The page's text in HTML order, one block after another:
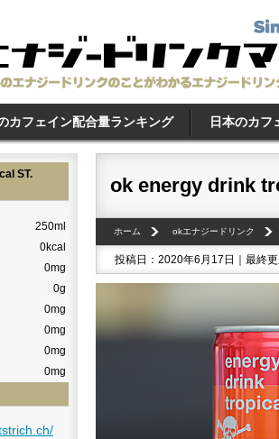
カフェイン配合量ランキング 日本のカフ
ok energy drink
ホーム okエナジードリンク
投稿日：2020年6月17日｜最終
ST.
250ml
0kcal
0mg
0g
0mg
0mg
0mg
0mg